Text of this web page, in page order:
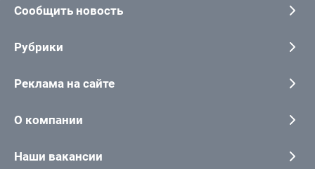
Сообщить новость
Рубрики
Реклама на сайте
О компании
Наши вакансии